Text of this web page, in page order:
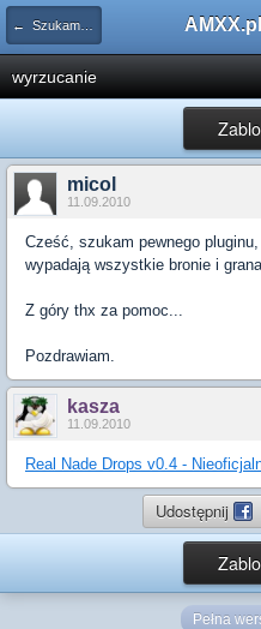
← Szukam pluginu
wyrzucanie
micol
11.09.2010
Cześć, szukam pewnego
wypadają wszystkie bronie i
Z góry thx za pomoc...
Pozdrawiam.
kasza
11.09.2010
Real Nade Drops v0.4 -
Udostępnij
Pełna